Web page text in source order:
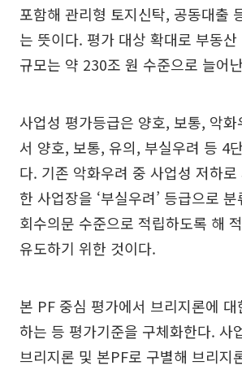
포함해 관리형 토지신탁, 공동대출
는 뜻이다. 평가 대상 확대로 부동
규모는 약 230조 원 수준으로 늘어
사업성 평가등급은 양호, 보통, 악
서 양호, 보통, 유의, 부실우려 등 4
다. 기존 악화우려 중 사업성 저하
한 사업장을 ‘부실우려’ 등급으로
회수의문 수준으로 적립하도록 해
유도하기 위한 것이다.
본 PF 중심 평가에서 브리지론에 대
하는 등 평가기준을 구체화한다. 사
브리지론 및 본PF로 구별해 브리지